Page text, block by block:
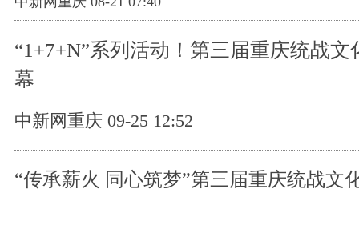
“1+7+N”系列活动！第三届重庆统战文
幕
中新网重庆 09-25 12:52
“传承薪火 同心筑梦”第三届重庆统战文